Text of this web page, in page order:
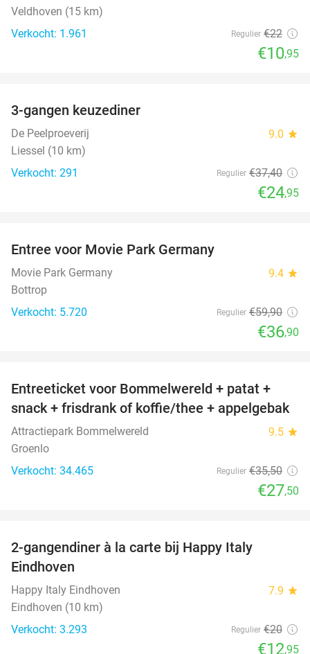
Veldhoven (15 km)
Verkocht: 1.961
Regulier €22
€10,95
3-gangen keuzediner
De Peelproeverij 9.0 star
Liessel (10 km)
Verkocht: 291
Regulier €37,40
€24,95
Entree voor Movie Park Germany
Movie Park Germany 9.4 star
Bottrop
Verkocht: 5.720
Regulier €59,90
€36,90
23%
Entreeticket voor Bommelwereld + patat +
snack + frisdrank of koffie/thee + appelgebak
Attractiepark Bommelwereld 9.5 star
Groenlo
Verkocht: 34.465
Regulier €35,50
€27,50
2-gangendiner à la carte bij Happy Italy
Eindhoven
Happy Italy Eindhoven 7.9 star
Eindhoven (10 km)
Verkocht: 3.293
Regulier €20
€12,95